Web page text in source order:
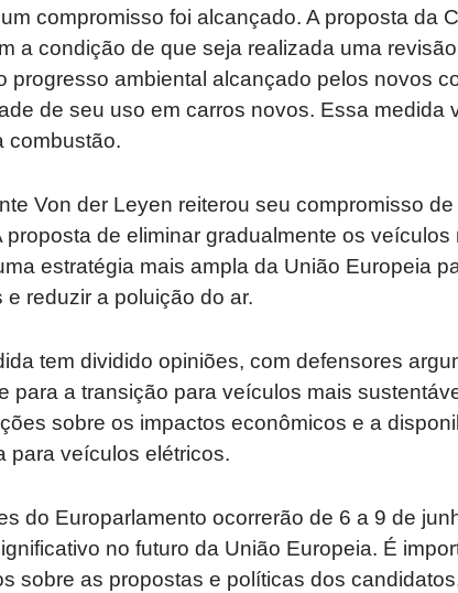
compromisso foi alcançado. A proposta da
a condição de que seja realizada uma
progresso ambiental alcançado pelos novos
de seu uso em carros novos. Essa medida
combustão.
Von der Leyen reiterou seu compromisso
proposta de eliminar gradualmente os
estratégia mais ampla da União Europeia
e reduzir a poluição do ar.
tem dividido opiniões, com defensores
para a transição para veículos mais
sobre os impactos econômicos e a
para veículos elétricos.
do Europarlamento ocorrerão de 6 a 9 de
no futuro da União Europeia. É
sobre as propostas e políticas dos